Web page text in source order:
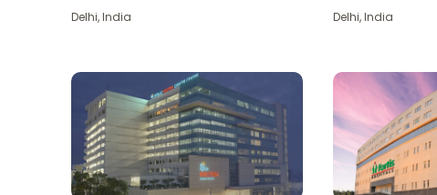
Delhi,India Delhi,India